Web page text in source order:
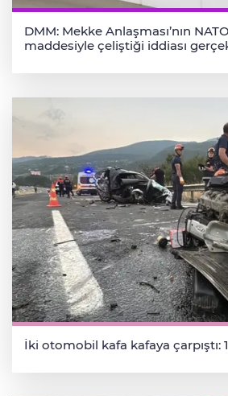
DMM: Mekke Anlaşması’nın
maddesiyle çeliştiği iddiası gerçek
İki otomobil kafa kafaya çarpıştı: